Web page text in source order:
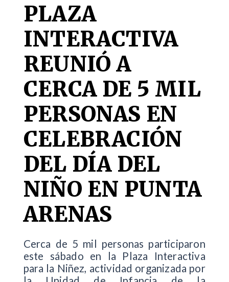
PLAZA
INTERACTIVA
REUNIÓ A
CERCA DE 5 MIL
PERSONAS EN
CELEBRACIÓN
DEL DÍA DEL
NIÑO EN PUNTA
ARENAS
Cerca de 5 mil personas participaron
este sábado en la Plaza Interactiva
para la Niñez, actividad organizada por